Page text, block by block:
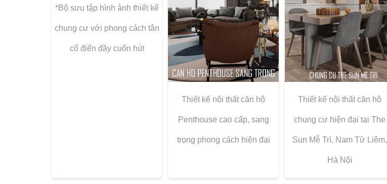
*Bộ sưu tập hình ảnh thiết kế
chung cư với phong cách tân
cổ điển đầy cuốn hút
Thiết kế nội thất căn hộ
Penthouse cao cấp, sang
trọng phong cách hiện đại
Thiết kế nội thất căn hộ
chung cư hiện đại tại The
Sun Mễ Trì, Nam Từ Liêm,
Hà Nội